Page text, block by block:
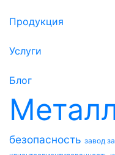
Продукция
Услуги
Блог
безопасность завод